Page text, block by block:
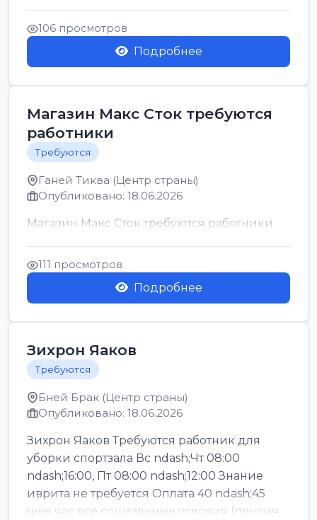
позицию возможна дом...
106 просмотров
Подробнее
Магазин Макс Сток требуются
работники
Требуются
Ганей Тиква (Центр страны)
Опубликовано: 18.06.2026
Магазин Макс Сток требуются работники
111 просмотров
Подробнее
Зихрон Яаков
Требуются
Бней Брак (Центр страны)
Опубликовано: 18.06.2026
Зихрон Яаков Требуются работник для
уборки спортзала Вс ndash;Чт 08:00
ndash;16:00, Пт 08:00 ndash;12:00 Знание
иврита не требуется Оплата 40 ndash;45
шек час все социальные условия (пенсия,